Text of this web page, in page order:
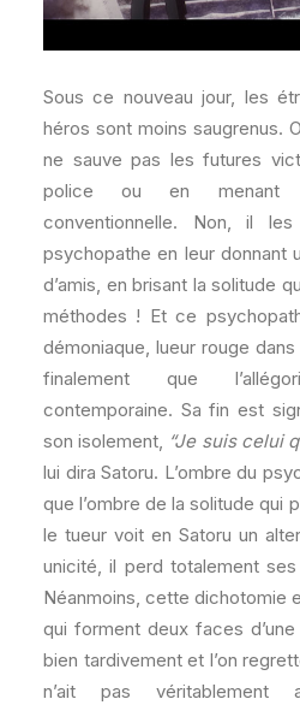
Sous ce nouveau jour, les
héros sont moins saugrenus.
ne sauve pas les futures
police ou en menant
conventionnelle. Non, il les
psychopathe en leur donnant
d’amis, en brisant la solitude
méthodes ! Et ce
démoniaque, lueur rouge
finalement que
contemporaine. Sa fin est
son isolement, “Je suis celui
lui dira Satoru. L’ombre du
que l’ombre de la solitude qui
le tueur voit en Satoru un
unicité, il perd totalement
Néanmoins, cette dichotomie
qui forment deux faces
bien tardivement et l’on
n’ait pas véritablement